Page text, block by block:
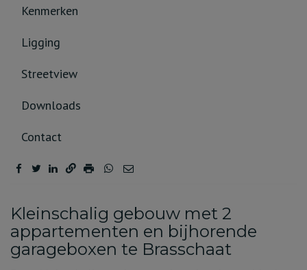
Kenmerken
Ligging
Streetview
Downloads
Contact
Omschrijving
Kleinschalig gebouw met 2
appartementen en bijhorende
garageboxen te Brasschaat